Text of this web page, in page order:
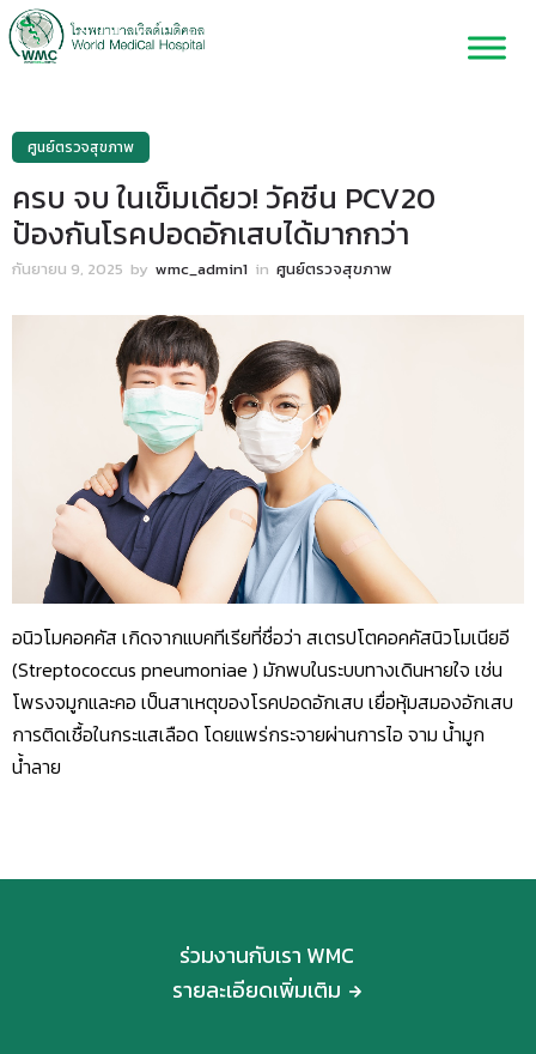
ศูนย์ตรวจสุขภาพ
ครบ จบ ในเข็มเดียว! วัคซีน PCV20
ป้องกันโรคปอดอักเสบได้มากกว่า
กันยายน 9, 2025 by wmc_admin1 in ศูนย์ตรวจสุขภาพ
อนิวโมคอคคัส เกิดจากแบคทีเรียที่ชื่อว่า สเตรปโตคอคคัสนิวโมเนียอี
(Streptococcus pneumoniae ) มักพบในระบบทางเดินหายใจ เช่น
โพรงจมูกและคอ เป็นสาเหตุของโรคปอดอักเสบ เยื่อหุ้มสมองอักเสบ
การติดเชื้อในกระแสเลือด โดยแพร่กระจายผ่านการไอ จาม น้ำมูก
น้ำลาย
ร่วมงานกับเรา WMC
รายละเอียดเพิ่มเติม